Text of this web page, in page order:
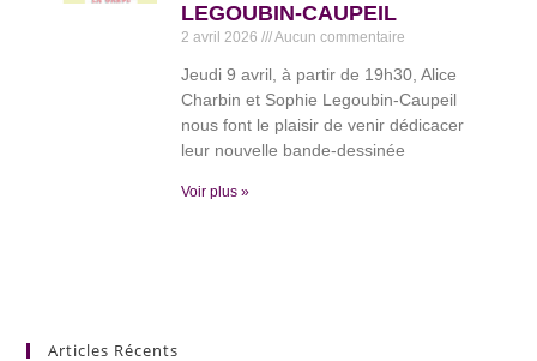
LEGOUBIN-CAUPEIL
2 avril 2026 Aucun commentaire
Jeudi 9 avril, à partir de 19h30, Alice
Charbin et Sophie Legoubin-Caupeil
nous font le plaisir de venir dédicacer
leur nouvelle bande-dessinée
Voir plus »
Articles Récents